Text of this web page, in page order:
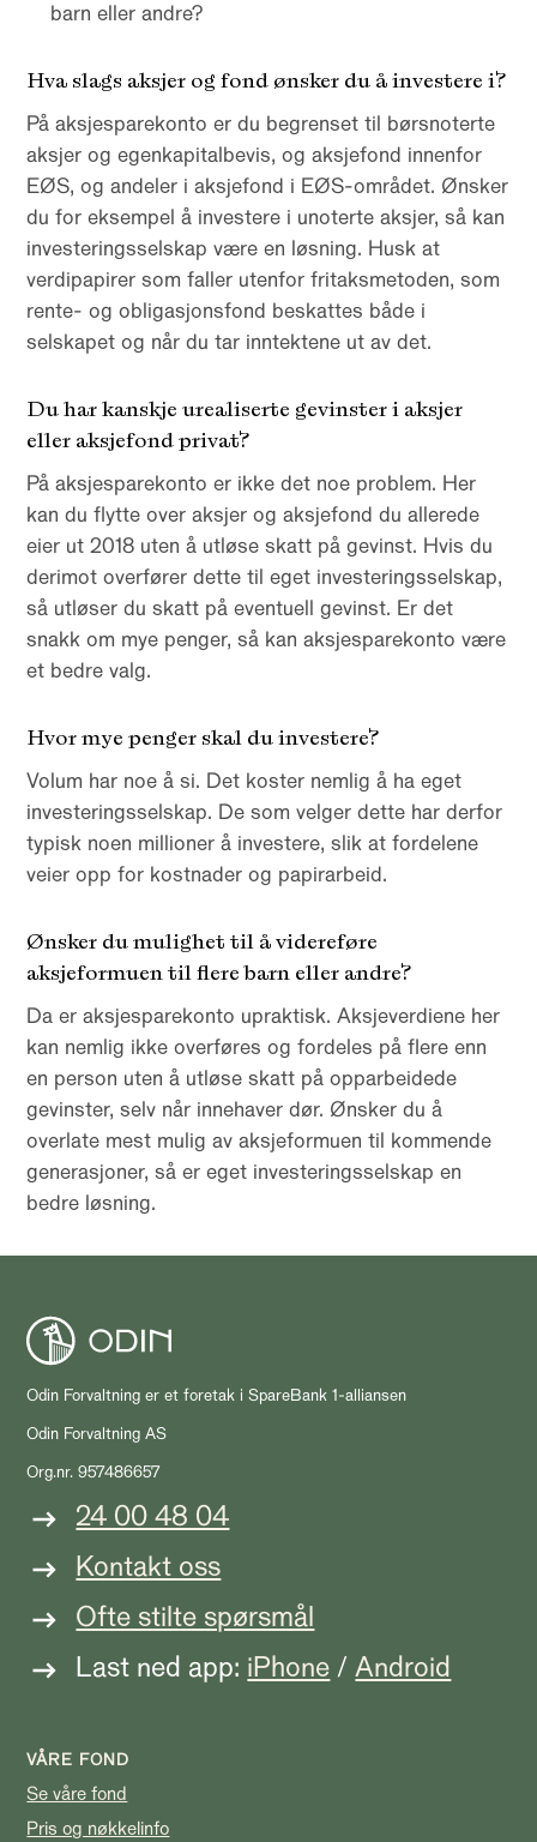
barn eller andre?
Hva slags aksjer og fond ønsker du å investere i?
På aksjesparekonto er du begrenset til børsnoterte
aksjer og egenkapitalbevis, og aksjefond innenfor
EØS, og andeler i aksjefond i EØS-området. Ønsker
du for eksempel å investere i unoterte aksjer, så kan
investeringsselskap være en løsning. Husk at
verdipapirer som faller utenfor fritaksmetoden, som
rente- og obligasjonsfond beskattes både i
selskapet og når du tar inntektene ut av det.
Du har kanskje urealiserte gevinster i aksjer
eller aksjefond privat?
På aksjesparekonto er ikke det noe problem. Her
kan du flytte over aksjer og aksjefond du allerede
eier ut 2018 uten å utløse skatt på gevinst. Hvis du
derimot overfører dette til eget investeringsselskap,
så utløser du skatt på eventuell gevinst. Er det
snakk om mye penger, så kan aksjesparekonto være
et bedre valg.
Hvor mye penger skal du investere?
Volum har noe å si. Det koster nemlig å ha eget
investeringsselskap. De som velger dette har derfor
typisk noen millioner å investere, slik at fordelene
veier opp for kostnader og papirarbeid.
Ønsker du mulighet til å videreføre
aksjeformuen til flere barn eller andre?
Da er aksjesparekonto upraktisk. Aksjeverdiene her
kan nemlig ikke overføres og fordeles på flere enn
en person uten å utløse skatt på opparbeidede
gevinster, selv når innehaver dør. Ønsker du å
overlate mest mulig av aksjeformuen til kommende
generasjoner, så er eget investeringsselskap en
bedre løsning.
Odin Forvaltning er et foretak i SpareBank 1-alliansen
Odin Forvaltning AS
Org.nr. 957486657
24 00 48 04
Kontakt oss
Ofte stilte spørsmål
Last ned app: iPhone /Android
VÅRE FOND
Se våre fond
Pris og nøkkelinfo